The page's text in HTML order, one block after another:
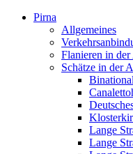
Pirna
Allgemeines
Flanieren in
Schätze in der
Lange
Lange